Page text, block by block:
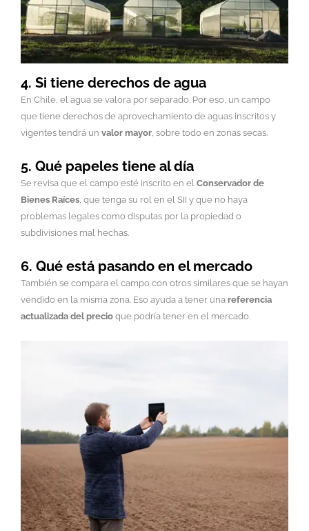
4. Si tiene derechos de agua
En Chile, el agua se valora por separado. Por eso, un campo
que tiene derechos de aprovechamiento de aguas inscritos y
vigentes tendrá un valor mayor, sobre todo en zonas secas.
5. Qué papeles tiene al día
Se revisa que el campo esté inscrito en el Conservador de
Bienes Raíces, que tenga su rol en el SII y que no haya
problemas legales como disputas por la propiedad o
subdivisiones mal hechas.
6. Qué está pasando en el mercado
También se compara el campo con otros similares que se hayan
vendido en la misma zona. Eso ayuda a tener una referencia
actualizada del precio que podría tener en el mercado.